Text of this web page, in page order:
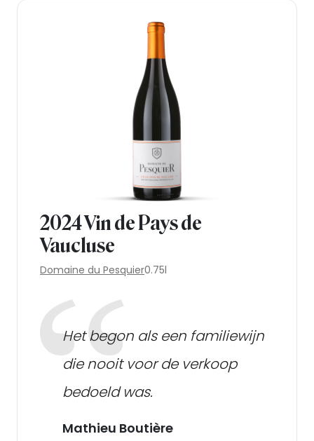
2024 Vin de Pays de
Vaucluse
Domaine du Pesquier0.75l
Het begon als een familiewijn
die nooit voor de verkoop
bedoeld was.
Mathieu Boutière